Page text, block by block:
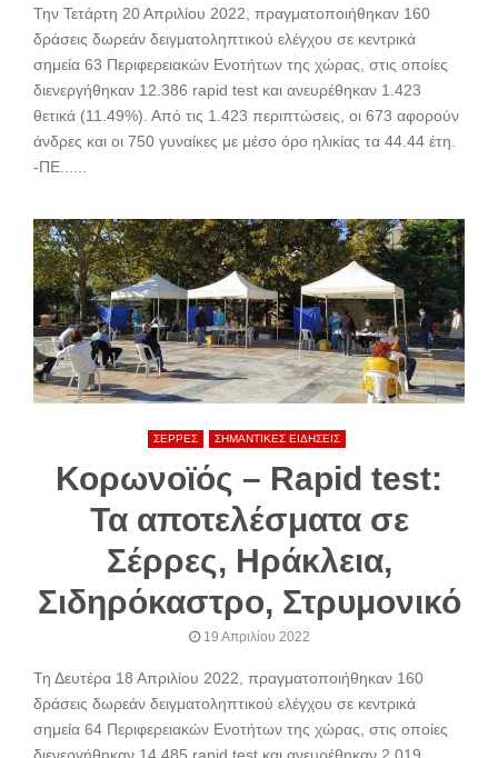
Την Τετάρτη 20 Απριλίου 2022, πραγματοποιήθηκαν 160
δράσεις δωρεάν δειγματοληπτικού ελέγχου σε κεντρικά
σημεία 63 Περιφερειακών Ενοτήτων της χώρας, στις οποίες
διενεργήθηκαν 12.386 rapid test και ανευρέθηκαν 1.423
θετικά (11.49%). Από τις 1.423 περιπτώσεις, οι 673 αφορούν
άνδρες και οι 750 γυναίκες με μέσο όρο ηλικίας τα 44.44 έτη.
-ΠΕ......
ΣΕΡΡΕΣ ΣΗΜΑΝΤΙΚΕΣ ΕΙΔΗΣΕΙΣ
Κορωνοϊός – Rapid test:
Τα αποτελέσματα σε
Σέρρες, Ηράκλεια,
Σιδηρόκαστρο, Στρυμονικό
19 Απριλίου 2022
Τη Δευτέρα 18 Απριλίου 2022, πραγματοποιήθηκαν 160
δράσεις δωρεάν δειγματοληπτικού ελέγχου σε κεντρικά
σημεία 64 Περιφερειακών Ενοτήτων της χώρας, στις οποίες